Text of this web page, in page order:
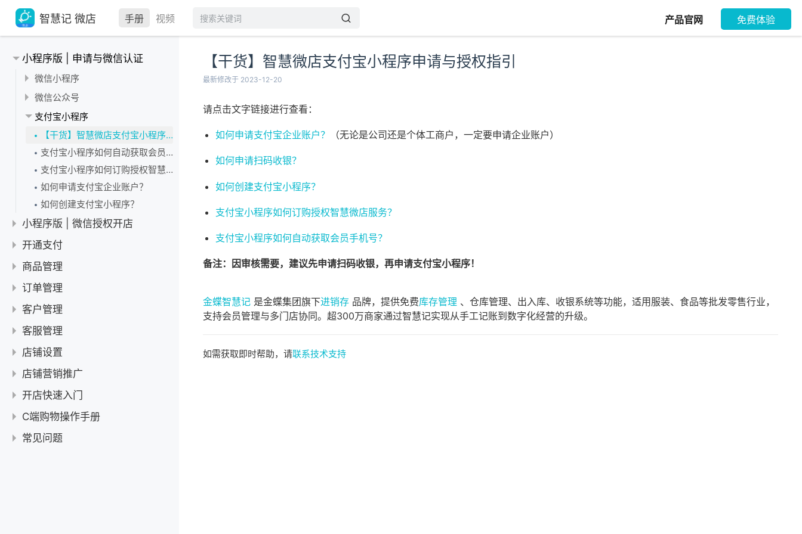
智慧记 微店 手册 视频 产品官网 免费体验
【干货】智慧微店支付宝小程序申请与授权指引
最新修改于 2023-12-20
请点击文字链接进行查看：
如何申请支付宝企业账户？ （无论是公司还是个体工商户，一定要申请企业账户）
如何申请扫码收银？
如何创建支付宝小程序？
支付宝小程序如何订购授权智慧微店服务？
支付宝小程序如何自动获取会员手机号？
备注：因审核需要，建议先申请扫码收银，再申请支付宝小程序！
金蝶智慧记 是金蝶集团旗下进销存 品牌，提供免费库存管理 、仓库管理、出入库、收银系统等功能，适用服装、食品等批发零售行业，
支持会员管理与多门店协同。超300万商家通过智慧记实现从手工记账到数字化经营的升级。
如需获取即时帮助，请联系技术支持
小程序版 | 申请与微信认证
微信小程序
微信小程序主体变更
工商数据返回“企业信息或法定代表人信息不一致”
微信小程序备案
【微店小程序】如何添加小程序服务类目（可多选）？
注册申请微信小程序
小程序开通——小程序微信认证
小程序开通——填写小程序信息
我有小程序了，还要再注册一个微店的小程序吗？
找回小程序登录账号和密码
填写小程序名称、简称
微信公众号
使用智慧微店的话有必要注册一个公众号吗？
给公众号做微信认证
已认证的微信公众号再增加小程序
小程序的邮箱和公众号的邮箱是否要一致？
微信公众号跟微信小程序是同一个账号吗？
把小程序关联到微信公众号
将小程序添加到微信公众号的菜单栏上
支付宝小程序
【干货】智慧微店支付宝小程序申请与授权指引
支付宝小程序如何自动获取会员手机号？
支付宝小程序如何订购授权智慧微店服务？
如何申请支付宝企业账户？
如何创建支付宝小程序？
小程序版 | 微信授权开店
扫码授权
多个店铺使用微店小程序
查看小程序授权智慧微店是否成功
用谁的微信扫码授权给智慧微店
小程序还在审核中可以授权智慧微店吗？
我填好小程序信息可以授权智慧微店了吗？
我有小程序了，可以扫码授权智慧微店吗？
小程序开通——小程序授权微店
审核须知
微信小程序服务类目审核失败
微信小程序审核结果的通知提醒
扫描了小程序码但显示审核中
微店禁售商品类型
小程序的服务类目与实际商品描述不一致
小程序涉及平台未允许的内容
【干货】智慧微店小程序版用不了？五步检查！
开通支付
支付类
【公告】扫码收银微信实名认证教程
【支付类】支付方式只有会员卡余额支付？
【支付类】微信支付100元扣多少手续费？
开通收银
【开通收银】为什么总是搜不到银行卡开户行？
微信支付
与微信支付核验并签约
在微店里设置微信小程序的AppSecret
微信支付授权和开通发货
【微信支付】开通微信支付后，随便哪个微店都可以用吗？
【微信支付】我已经有了商户号，还要再申请吗？
【微信支付】微信支付在哪里确认已开通成功？
微信支付提现和对账
【支付到账】微信支付没有到账，怎么办？
【支付到账】如何查询微信收银明细？
【订单支付】货到付款和赊账如何收款？
【订单支付】余额支付如何收款？
【订单支付】微信支付（在线支付）如何收款？
操作手册
如何查看小程序的AppID和AppSecret？
【操作手册】小程序开通——微信支付
【操作手册】新手上路——开通手机收银
其它疑问
B2b支付手续费开票
注销微信支付商户号
查询主体已开通的所有商户号
商品管理
价格设置
微店商品设置显示划线价格
会员分几个等级
设置成会员价，为什么客户登录依然是零售价？
微店系统会员价和零售价的规则
智慧记和微店价格的同步
同步问题
智慧记和微店的库存是否同步
智慧记货品图片更改后没有同步到微店
微店展示货品怎么把智慧记的货品名称给改了？
智慧记货品名称改了，在微店没有显示出来
智慧记新增了货品后，微店怎么都看不到？
商品编辑
商品——基本操作
微店展示类别是固定的吗？
微店商品详情页怎么上传图片
商品在微店可以单独设置单位吗？
单位/规格/类别/标签管理
商品分享
新增与上架
订单管理
订单操作
微店自动收货时间
微信支付订单要如何退货
能否删除微店订单
能否取消、关闭微店订单
微店订单打印错乱的处理方法
老用户 扣款成功但订单显示未支付的处理方法
客户管理
客户——基本操作
微信会员卡
会员修改
客户查询
客服管理
线上客服管理
店铺设置
配送设置
设置微店订单不满金额就加运费
设置微店订单不包邮
常用设置
怎么开通微店价格保护？
更改微店的店铺名称
消息推送
营销设置
店铺营销推广
操作设置
营销功能介绍
进店有礼&支付有礼 使用指引
其它疑问
店铺数据分析，其实没那么难
开店快速入门
常见问题
智慧微店操作手册合集
第四部分 客户管理
C端购物操作手册
购买&优惠
常见问题